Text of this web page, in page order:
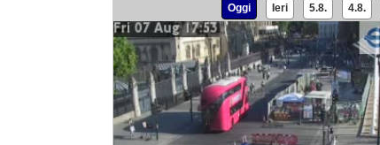
Oggi Ieri 5.8. 4.8.